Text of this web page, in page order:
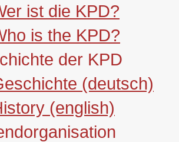
ist die KPD?
is the KPD?
der KPD
(deutsch)
(english)